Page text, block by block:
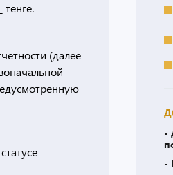
тенге.
(далее
-
-